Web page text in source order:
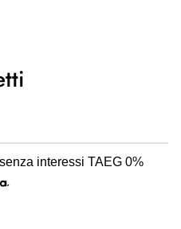
senza interessi TAEG 0%